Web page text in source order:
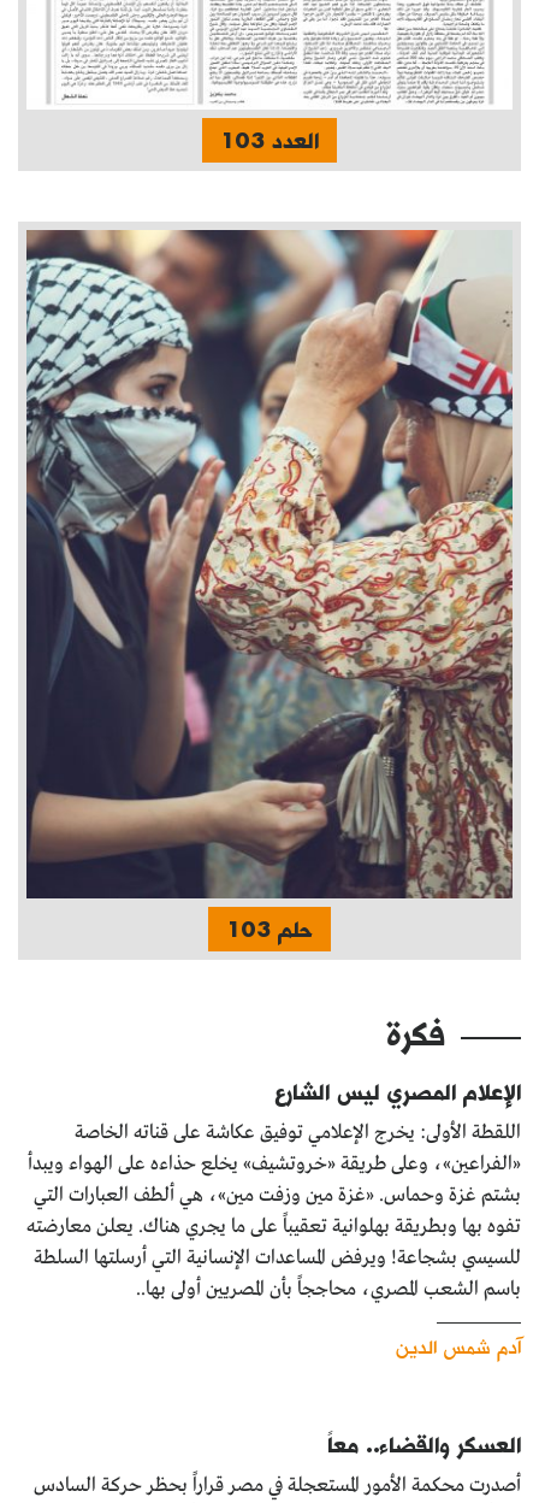
العدد 103
حلم 103
فكرة
الإعلام المصري ليس الشارع
اللقطة الأولى: يخرج الإعلامي توفيق عكاشة على قناته الخاصة
«الفراعين»، وعلى طريقة «خروتشيف» يخلع حذاءه على الهواء ويبدأ
بشتم غزة وحماس. «غزة مين وزفت مين»، هي ألطف العبارات التي
تفوه بها وبطريقة بهلوانية تعقيباً على ما يجري هناك. يعلن معارضته
للسيسي بشجاعة! ويرفض المساعدات الإنسانية التي أرسلتها السلطة
باسم الشعب المصري، محاججاً بأن المصريين أولى بها..
آدم شمس الدين
العسكر والقضاء.. معاً
أصدرت محكمة الأمور المستعجلة في مصر قراراً بحظر حركة السادس